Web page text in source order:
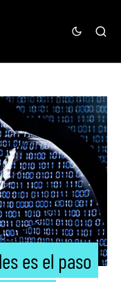
es el paso